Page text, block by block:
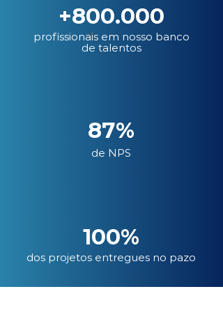
+800.000
profissionais em nosso banco
de talentos
87%
de NPS
100%
dos projetos entregues no pazo